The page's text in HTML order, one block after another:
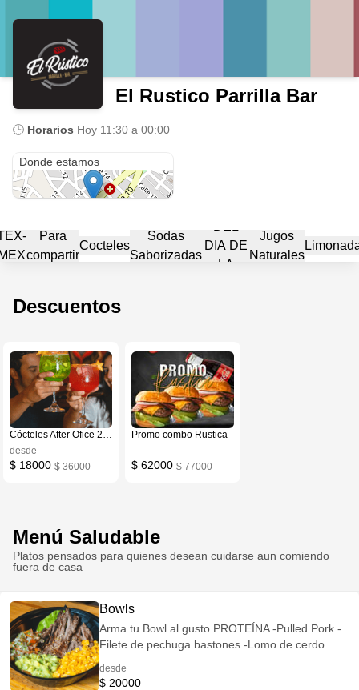
El Rustico Parrilla Bar
🕒 Horarios Hoy 11:30 a 00:00
Donde estamos
Para
compartir
Cocteles
Sodas
Saborizadas
DIA DE
LA
Jugos
Naturales
Descuentos
Cócteles After Ofice 2x1
desde
$ 18000 $ 36000
Promo combo Rustica
$ 62000 $ 77000
Menú Saludable
Platos pensados para quienes desean cuidarse aun comiendo
fuera de casa
Bowls
Arma tu Bowl al gusto PROTEÍNA -Pulled Pork -
Filete de pechuga bastones -Lomo de cerdo
viche + $15.000 -Tofu sartén -Tofu Tempura -
desde
$ 20000